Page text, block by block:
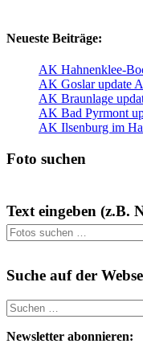
Neueste Beiträge:
AK Hahnenklee-
AK Goslar update
AK Braunlage
AK Bad Pyrmont
AK Ilsenburg im
Foto suchen
Text eingeben (z.B.
Suche auf der
Suchen
nach:
Newsletter abonnieren: